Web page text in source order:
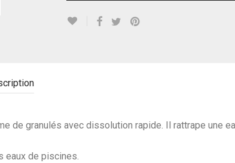
de granulés avec dissolution rapide. Il rattrape une
eaux de piscines.